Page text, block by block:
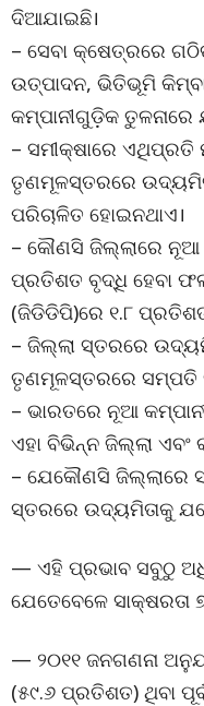
ଦିଆଯାଇଛି।
– ସେବା କ୍ଷେତ୍ରରେ
ଉତ୍ପାଦନ, ଭିତିଭୂମି
କମ୍ପାନୀଗୁଡ଼ିକ
– ସମୀକ୍ଷାରେ ଏଥିପ୍ରତି
ତୃଣମୂଳସ୍ତରରେ
ପରିଚାଳିତ ହୋଇନଥାଏ।
– କୌଣସି ଜିଲ୍ଲାରେ ନୂଆ
ପ୍ରତିଶତ ବୃଦ୍ଧି ହେବା
(ଜିଡିଡିପି)ରେ ୧.୮
– ଜିଲ୍ଲା ସ୍ତରରେ
ତୃଣମୂଳସ୍ତରରେ ସମ୍ପତି
– ଭାରତରେ ନୂଆ
ଏହା ବିଭିନ୍ନ ଜିଲ୍ଲା ଏବଂ
– ଯେକୌଣସି ଜିଲ୍ଲାରେ
ସ୍ତରରେ ଉଦ୍ୟମିତାକୁ
— ଏହି ପ୍ରଭାବ ସବୁଠୁ
ଯେତେବେଳେ
— ୨୦୧୧ ଜନଗଣନା
(୫୯.୬ ପ୍ରତିଶତ) ଥିବା